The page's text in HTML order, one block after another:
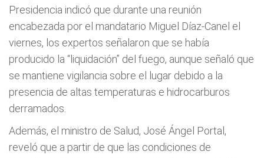
Presidencia indicó que durante una reunión
encabezada por el mandatario Miguel Díaz-Canel el
viernes, los expertos señalaron que se había
producido la “liquidación” del fuego, aunque señaló que
se mantiene vigilancia sobre el lugar debido a la
presencia de altas temperaturas e hidrocarburos
derramados.
Además, el ministro de Salud, José Ángel Portal,
reveló que a partir de que las condiciones de